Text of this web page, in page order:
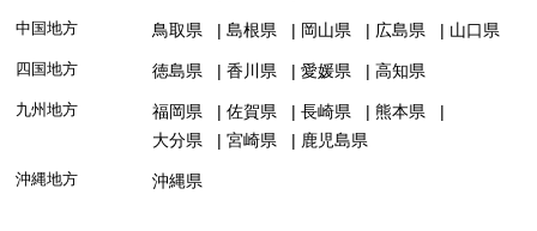
中国地方 鳥取県 島根県 岡山県 広島県 山口県
四国地方 徳島県 香川県 愛媛県 高知県
九州地方 福岡県 佐賀県 長崎県
熊本県
大分県
宮崎県 鹿児島県
沖縄地方 沖縄県